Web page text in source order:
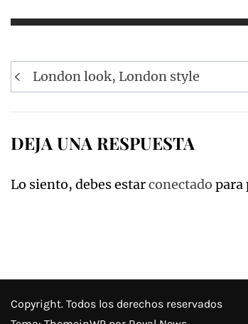
Navegación
de
London look, London style
DEJA UNA RESPUESTA
Lo siento, debes estarconectado para
Copyright. Todos los derechos reservados